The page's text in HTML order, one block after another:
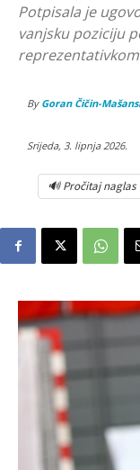
Potpisala je
vanjsku poziciju
By Goran Čičin-
Srijeda, 3. lipnja 2026.
🔊 Pročitaj naglas